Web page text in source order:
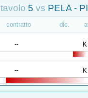
tavolo 5 vs PELA -
contratto dic.
-- K
-- K